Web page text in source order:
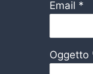
Email *
Oggetto